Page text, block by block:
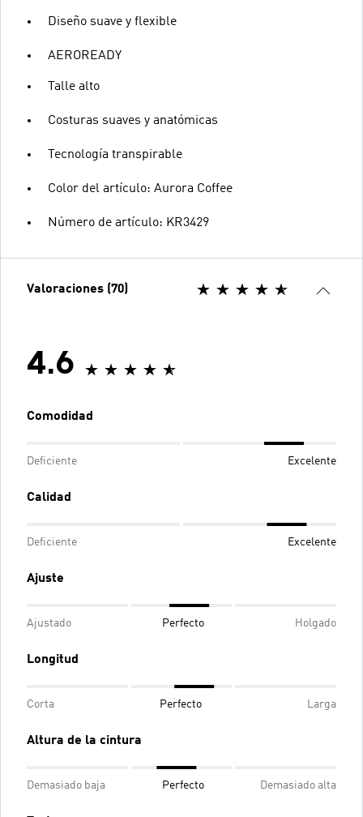
Diseño suave y flexible
AEROREADY
Talle alto
Costuras suaves y anatómicas
Tecnología transpirable
Color del artículo: Aurora Coffee
Número de artículo: KR3429
Valoraciones (70)
4.6
Comodidad
Deficiente Excelente
Calidad
Deficiente Excelente
Ajuste
Ajustado Perfecto Holgado
Longitud
Corta Perfecto Larga
Altura de la cintura
Demasiado baja Perfecto Demasiado alta